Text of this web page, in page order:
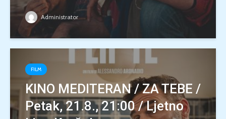
Administrator
FILM
KINO MEDITERAN / ZA TEBE /
Petak, 21.8., 21:00 / Ljetno